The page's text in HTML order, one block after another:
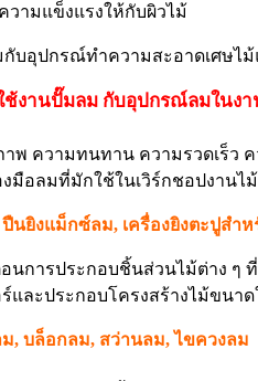
ความแข็งแรงให้กับผิวไม้
บอุปกรณ์ทำความสะอาดเศษไ
ช้งานปั๊มลม กับอุปกรณ์ลมในงา
พ ความทนทาน ความรวดเร็ว
มือลมที่มักใช้ในเวิร์กชอปงานไ
นยิงแม็กซ์ลม, เครื่องยิงตะปูสำ
การประกอบชิ้นส่วนไม้ต่าง ๆ
ร์และประกอบโครงสร้างไม้ขนา
, บล็อกลม, สว่านลม, ไขควงลม